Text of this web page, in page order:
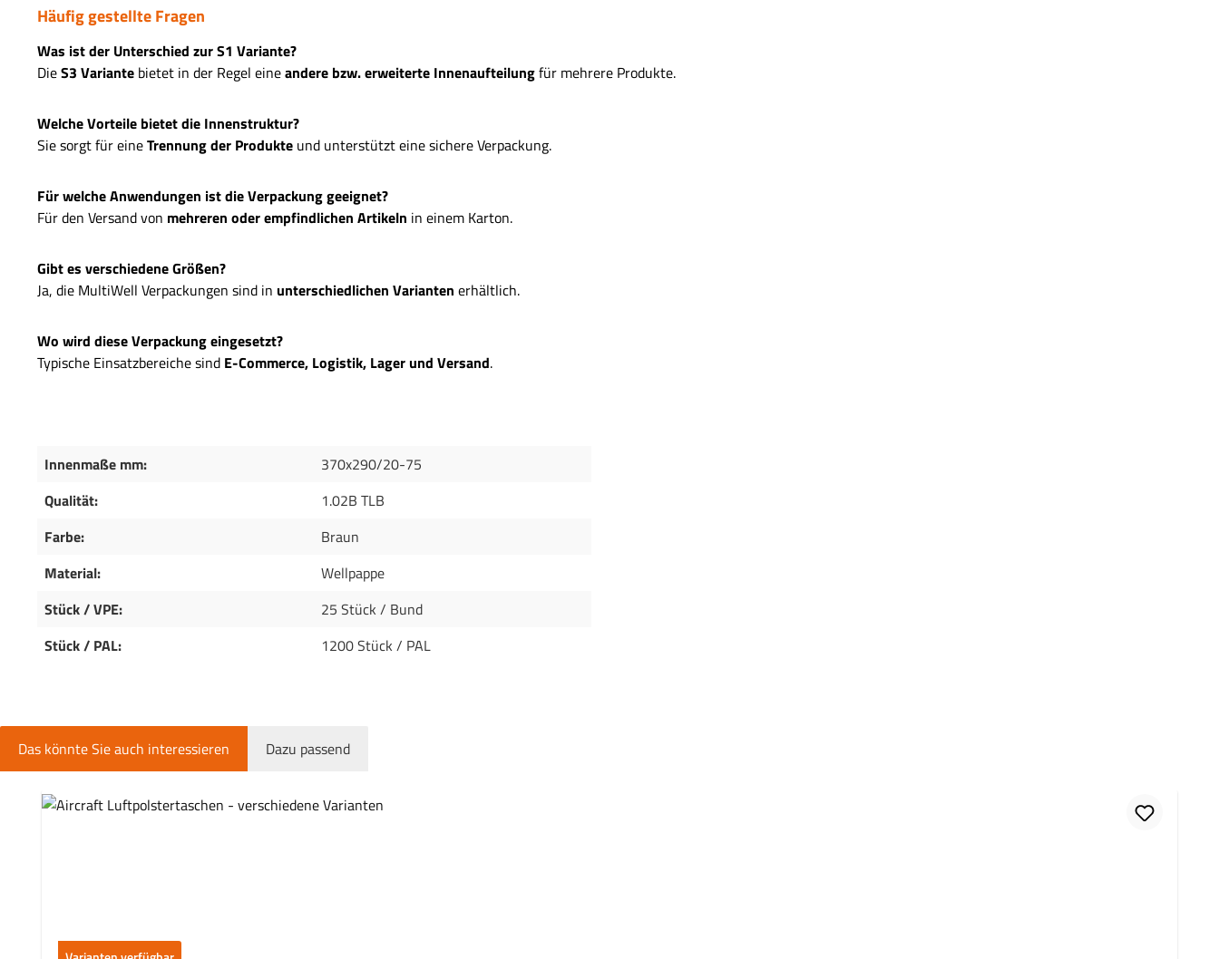
Häufig gestellte Fragen
Was ist der Unterschied zur S1 Variante?
DieS3 Variante bietet in der Regel eineandere bzw. erweiterte Innenaufteilungfür mehrere Produkte.
Welche Vorteile bietet die Innenstruktur?
Sie sorgt für eineTrennung der Produkte und unterstützt eine sichere Verpackung.
Für welche Anwendungen ist die Verpackung geeignet?
Für den Versand von mehreren oder empfindlichen Artikeln in einem Karton.
Gibt es verschiedene Größen?
Ja, die MultiWell Verpackungen sind in unterschiedlichen Varianten erhältlich.
Wo wird diese Verpackung eingesetzt?
Typische Einsatzbereiche sind E-Commerce, Logistik, Lager und Versand.
Innenmaße mm:
370x290/20-75
Qualität:
1.02B TLB
Farbe:
Braun
Material:
Wellpappe
Stück / VPE:
25 Stück / Bund
Stück / PAL:
1200 Stück / PAL
Das könnte Sie auch interessieren Dazu passend
Produktgalerie überspringen